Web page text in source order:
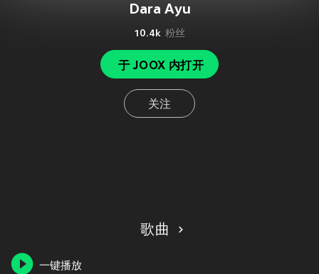
Dara Ayu
10.4k 粉丝
于 JOOX 内打开
关注
歌曲
一键播放